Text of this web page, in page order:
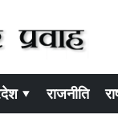
▾ राजनीति